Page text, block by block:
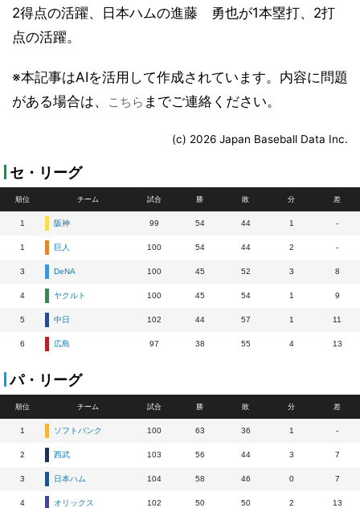
2得点の活躍、日本ハムの進藤 勇也が1本塁打、2打
点の活躍。
※本記事はAIを活用して作成されています。内容に問題
がある場合は、
こちら までご連絡ください。
(c) 2026 Japan Baseball Data Inc.
セ・リーグ
順位 チーム 試合 勝 敗 分 差
1 阪神 99 54 44 1 -
1 巨人 100 54 44 2 -
3 DeNA 100 45 52 3 8
4 ヤクルト 100 45 54 1 9
5 中日 102 44 57 1 11
6 広島 97 38 55 4 13
パ・リーグ
順位 チーム 試合 勝 敗 分 差
1 ソフトバンク 100 63 36 1 -
2 西武 103 56 44 3 7
3 日本ハム 104 58 46 0 7
4 オリックス 102 50 50 2 13